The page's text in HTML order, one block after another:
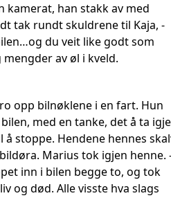
kamerat, han stakk av med
tak rundt skuldrene til Kaja, -
du veit like godt som
av øl i kveld.
opp bilnøklene i en fart. Hun
med en tanke, det å ta
stoppe. Hendene hennes
Marius tok igjen henne.
inn i bilen begge to, og tok
og død. Alle visste hva slags